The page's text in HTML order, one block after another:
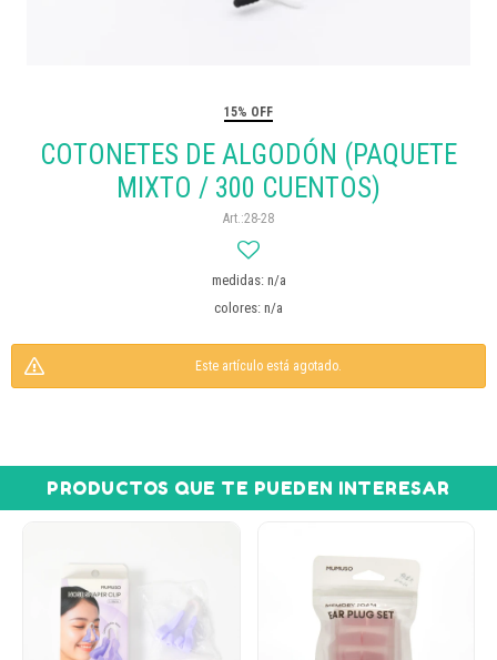
15% OFF
COTONETES DE ALGODÓN (PAQUETE
MIXTO / 300 CUENTOS)
28-28
medidas: n/a
colores: n/a
Este artículo está agotado.
PRODUCTOS QUE TE PUEDEN INTERESAR